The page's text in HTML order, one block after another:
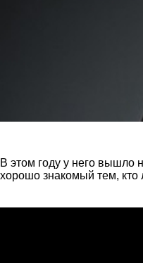
В этом году у него вышло
хорошо знакомый тем,